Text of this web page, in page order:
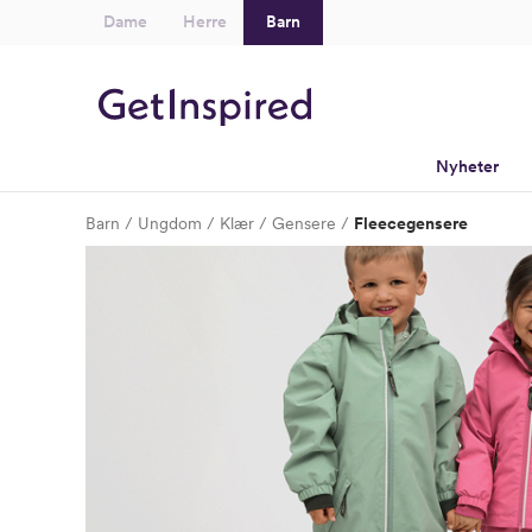
Dame Herre Barn
Nyheter
Barn Ungdom Klær Gensere Fleecegensere